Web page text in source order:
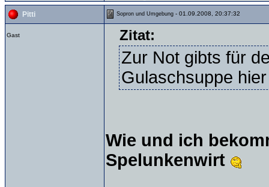
Pitti Sopron und Umgebung - 01.09.2008, 20:37:32
Gast Zitat:
Zur Not gibts für
Gulaschsuppe
Wie und ich
Spelunkenwirt